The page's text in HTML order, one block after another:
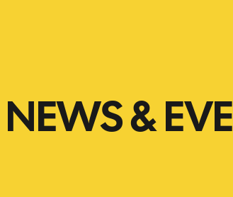
NEWS &